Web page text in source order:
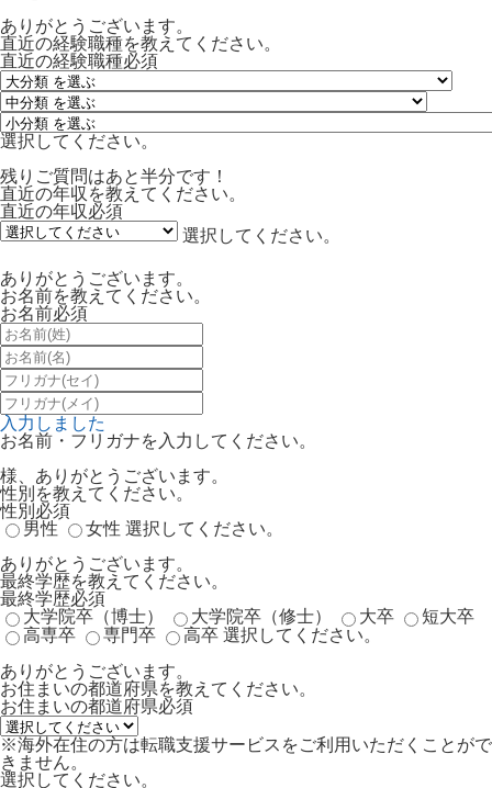
ありがとうございます。
直近の経験職種を教えてください。
直近の経験職種必須
選択してください。
残りご質問はあと半分です！
直近の年収を教えてください。
直近の年収必須
選択してください。
ありがとうございます。
お名前を教えてください。
お名前必須
入力しました
お名前・フリガナを入力してください。
様、ありがとうございます。
性別を教えてください。
性別 必須
男性
女性 選択してください。
ありがとうございます。
最終学歴を教えてください。
最終学歴必須
大学院卒（博士）
大学院卒（修士） 大卒
短大卒
高専卒
専門卒 高卒 選択してください。
ありがとうございます。
お住まいの都道府県を教えてください。
お住まいの都道府県必須
※海外在住の方は転職支援サービスをご利用いただくことがで
きません。
選択してください。